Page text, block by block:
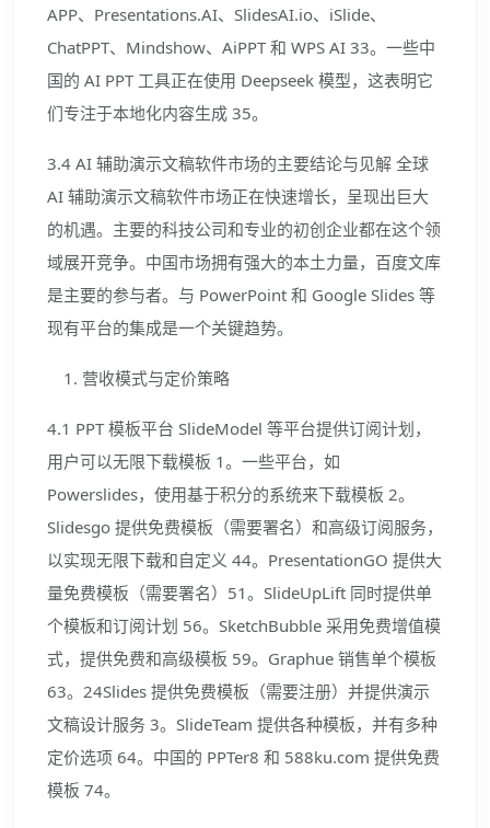
APP、Presentations.AI、SlidesAI.io、iSlide、
ChatPPT、Mindshow、AiPPT 和 WPS AI 33。一些中
国的 AI PPT 工具正在使用 Deepseek 模型，这表明它
们专注于本地化内容生成 35。
3.4 AI 辅助演示文稿软件市场的主要结论与见解 全球
AI 辅助演示文稿软件市场正在快速增长，呈现出巨大
的机遇。主要的科技公司和专业的初创企业都在这个领
域展开竞争。中国市场拥有强大的本土力量，百度文库
是主要的参与者。与 PowerPoint 和 Google Slides 等
现有平台的集成是一个关键趋势。
营收模式与定价策略
4.1 PPT 模板平台 SlideModel 等平台提供订阅计划，
用户可以无限下载模板 1。一些平台，如
Powerslides，使用基于积分的系统来下载模板 2。
Slidesgo 提供免费模板（需要署名）和高级订阅服务，
以实现无限下载和自定义 44。PresentationGO 提供大
量免费模板（需要署名）51。SlideUpLift 同时提供单
个模板和订阅计划 56。SketchBubble 采用免费增值模
式，提供免费和高级模板 59。Graphue 销售单个模板
63。24Slides 提供免费模板（需要注册）并提供演示
文稿设计服务 3。SlideTeam 提供各种模板，并有多种
定价选项 64。中国的 PPTer8 和 588ku.com 提供免费
模板 74。